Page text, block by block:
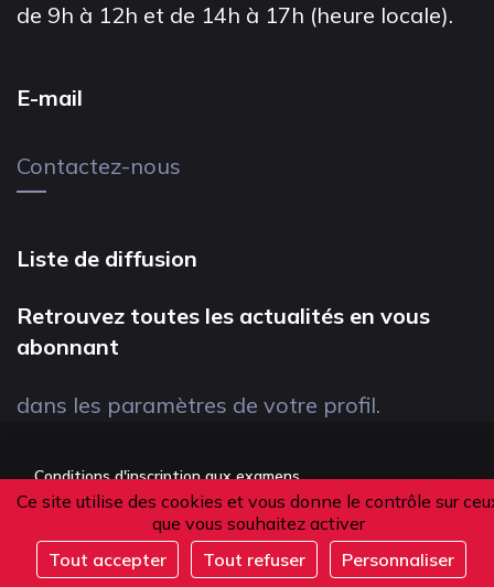
Ce site utilise des cookies et vous donne le contrôle sur
que vous souhaitez activer
Tout accepter
Tout refuser
Personnaliser
de 9h à 12h et de 14h à 17h (heure locale).
E-mail
Contactez-nous
Liste de diffusion
Retrouvez toutes les actualités en vous
abonnant
dans les paramètres de votre profil.
Conditions d'inscription aux examens
Politique de confidentialité
Conditions générales de vente
Suivez-nous